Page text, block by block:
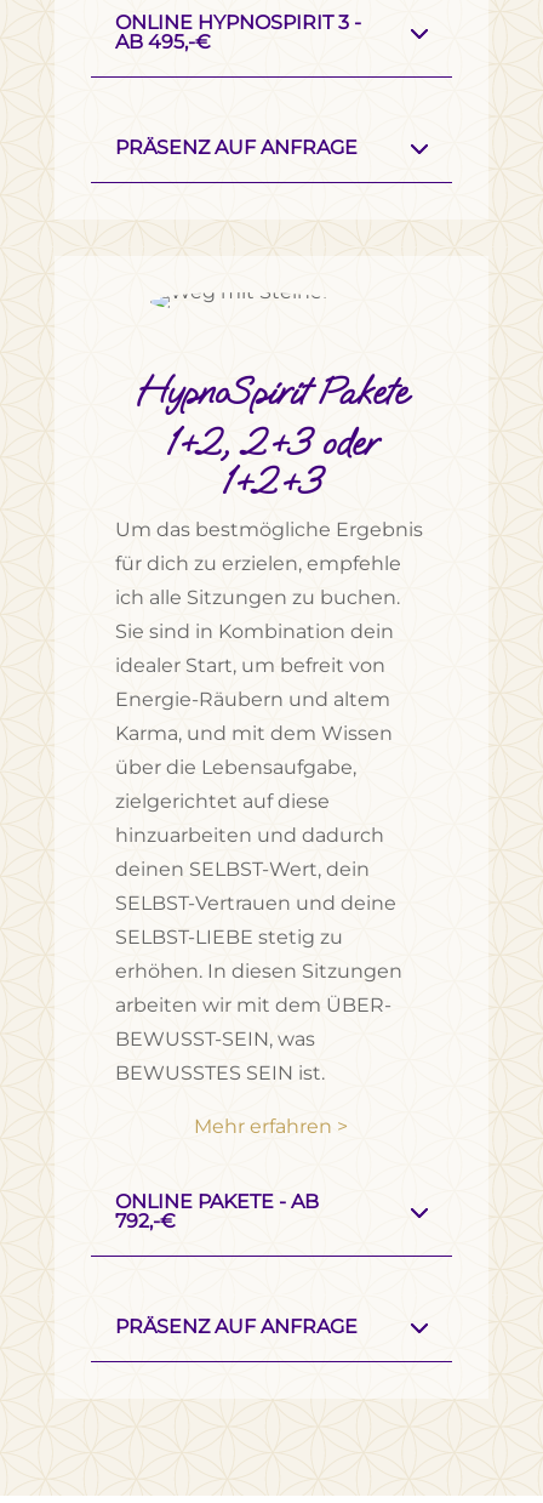
ONLINE HYPNOSPIRIT 3 -
AB 495,-€
PRÄSENZ AUF ANFRAGE
HypnoSpirit Pakete
1+2, 2+3 oder
1+2+3
Um das bestmögliche Ergebnis
für dich zu erzielen, empfehle
ich alle Sitzungen zu buchen.
Sie sind in Kombination dein
idealer Start, um befreit von
Energie-Räubern und altem
Karma, und mit dem Wissen
über die Lebensaufgabe,
zielgerichtet auf diese
hinzuarbeiten und dadurch
deinen SELBST-Wert, dein
SELBST-Vertrauen und deine
SELBST-LIEBE stetig zu
erhöhen. In diesen Sitzungen
arbeiten wir mit dem ÜBER-
BEWUSST-SEIN, was
BEWUSSTES SEIN ist.
Mehr erfahren >
ONLINE PAKETE - AB
792,-€
PRÄSENZ AUF ANFRAGE